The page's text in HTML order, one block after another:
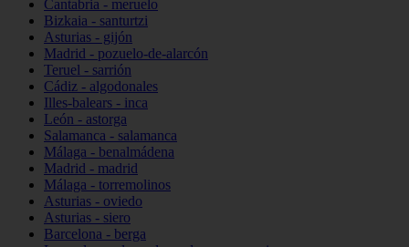
Cantabria - meruelo
Bizkaia - santurtzi
Asturias - gijón
Madrid - pozuelo-de-alarcón
Teruel - sarrión
Cádiz - algodonales
Illes-balears - inca
León - astorga
Salamanca - salamanca
Málaga - benalmádena
Madrid - madrid
Málaga - torremolinos
Asturias - oviedo
Asturias - siero
Barcelona - berga